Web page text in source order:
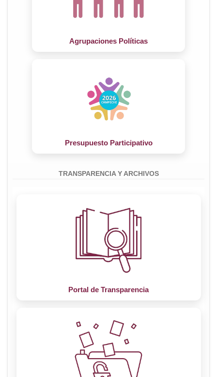
Agrupaciones Políticas
Presupuesto Participativo
TRANSPARENCIA Y ARCHIVOS
Portal de Transparencia